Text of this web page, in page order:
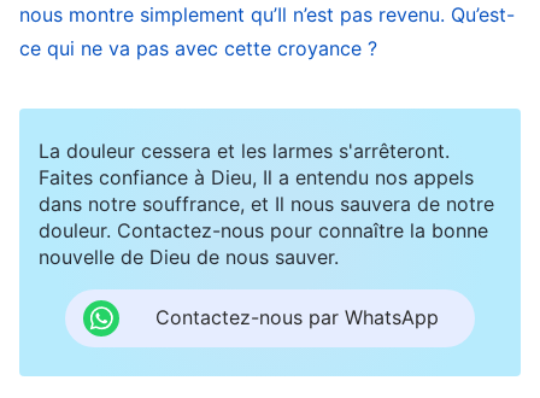
jours et à l’ère actuelle, en dehors de ceux que
Dieu veut rendre complets et de ceux qui
gens de chair ne jouent-ils pas avec la limite de
la patience de Dieu ? Tout ce qui se passe près
de vous – ce que vous voyez de vos yeux et
entendez avec vos oreilles, ainsi que ce que vous
éprouvez au quotidien dans ce monde – n’est-il
pas plein de violence ? Aux yeux de Dieu, ne
faut-il pas mettre un terme à un tel monde, à une
nous montre simplement qu’Il n’est pas revenu. Qu’est-
ce qui ne va pas avec cette croyance ?
La douleur cessera et les larmes s'arrêteront.
Faites confiance à Dieu, Il a entendu nos appels
dans notre souffrance, et Il nous sauvera de notre
douleur. Contactez-nous pour connaître la bonne
nouvelle de Dieu de nous sauver.
Contactez-nous par WhatsApp